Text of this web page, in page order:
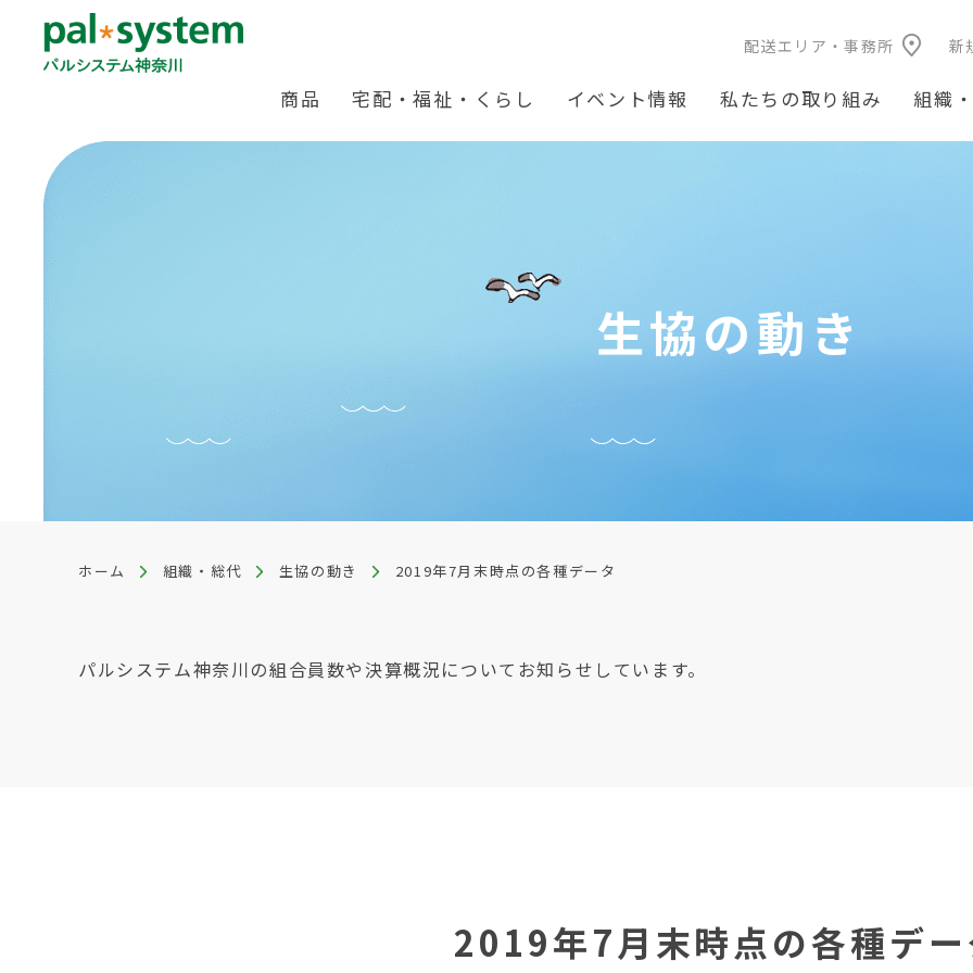
配送エリア・事務所 新
商品 宅配・福祉・くらし イベント情報 私たちの取り組み 組織
生協の動き
ホーム 組織・総代 生協の動き 2019年7月末時点の各種データ
パルシステム神奈川の組合員数や決算概況についてお知らせしています。
2019年7月末時点の各種デ